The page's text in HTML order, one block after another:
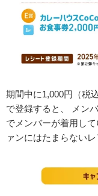
期間中に1,000円（税
で登録すると、 メン
でメンバーが着用し
ァンにはたまらない